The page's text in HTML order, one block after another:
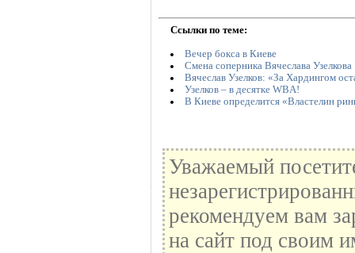
Ссылки по теме:
Вечер бокса в Киеве
Смена соперника Вячеслава Узелкова
Вячеслав Узелков: «За Хардингом
Узелков – в десятке WBA!
В Киеве определится «Властелин
Уважаемый
рекомендуем вам
на сайт под своим